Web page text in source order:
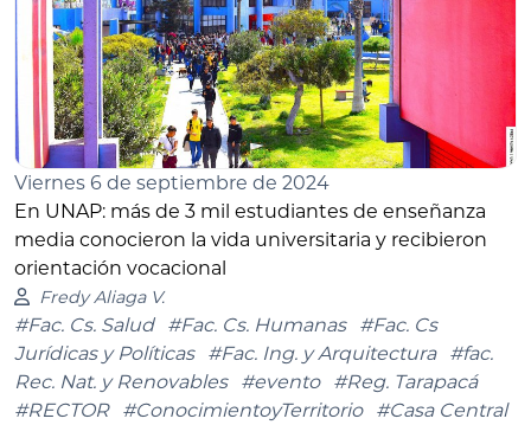
Viernes 6 de septiembre de 2024
En UNAP: más de 3 mil estudiantes de enseñanza
media conocieron la vida universitaria y recibieron
orientación vocacional
Fredy Aliaga V.
#Fac. Cs. Salud #Fac. Cs. Humanas
#Fac. Cs
Jurídicas y Políticas
#Fac. Ing. y Arquitectura
#fac.
Rec. Nat. y Renovables
#evento
#Reg. Tarapacá
#RECTOR
#ConocimientoyTerritorio
#Casa Central